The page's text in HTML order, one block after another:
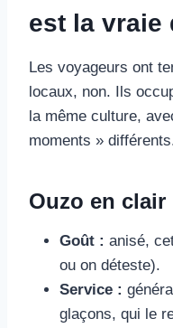
est la vraie
Les voyageurs ont
locaux, non. Ils
la même culture,
moments »
Ouzo en clair
Goût : anisé,
ou on déteste).
Service :
glaçons, qui le